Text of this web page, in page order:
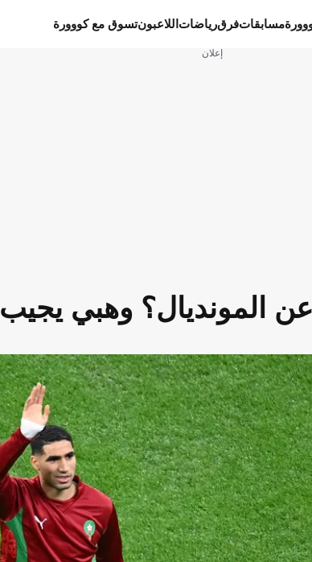
مسابقاتفرقرياضات اللاعبونتسوق مع كووورة
إعلان
المونديال؟ وهبي يجيب